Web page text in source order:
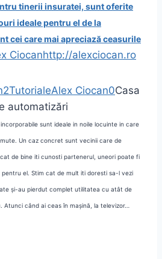
tinerii insuratei, sunt oferite
ideale pentru el de la
cei care mai apreciază ceasurile
Ciocanhttp://alexciocan.ro
2TutorialeAlex Ciocan0Casa
automatizări
incorporabile sunt ideale in noile locuinte in care
Un caz concret sunt vecinii care de
de bine iti cunosti partenerul, uneori poate fi
el. Stim cat de mult iti doresti sa-l vezi
și-au pierdut complet utilitatea cu atât de
când ai ceas în mașină, la televizor…